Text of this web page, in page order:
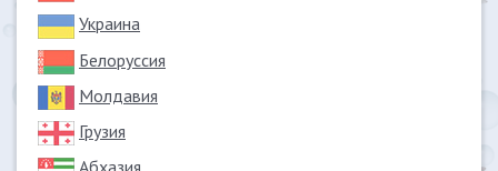
Украина
Белоруссия
Молдавия
Грузия